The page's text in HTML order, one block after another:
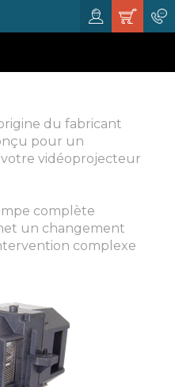
du fabricant
pour un
vidéoprojecteur
complète
un changement
complexe